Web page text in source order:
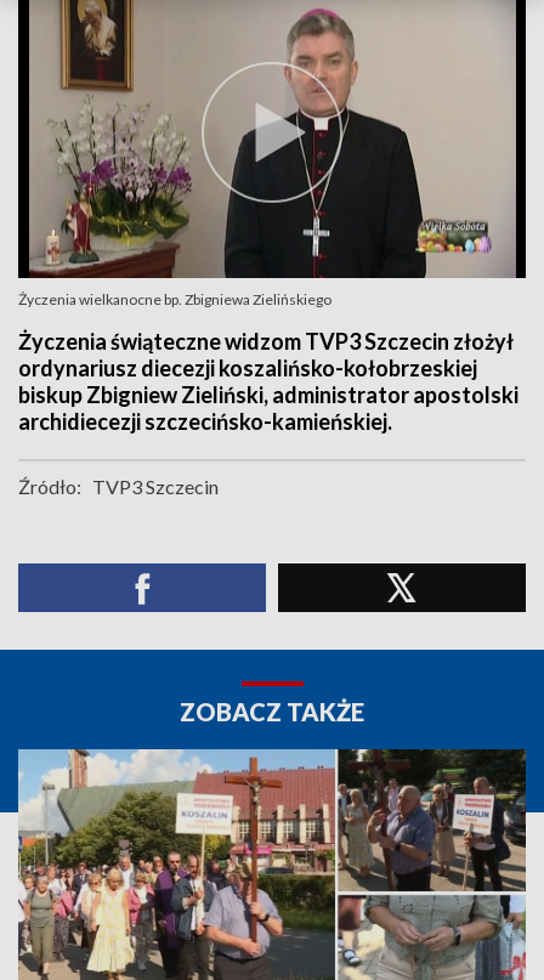
Życzenia wielkanocne bp. Zbigniewa Zielińskiego
Życzenia świąteczne widzom TVP3 Szczecin złożył
ordynariusz diecezji koszalińsko-kołobrzeskiej
biskup Zbigniew Zieliński, administrator apostolski
archidiecezji szczecińsko-kamieńskiej.
Źródło: TVP3 Szczecin
ZOBACZ TAKŻE